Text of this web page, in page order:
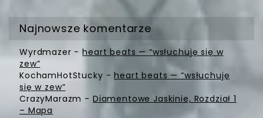
Najnowsze komentarze
Wyrdmazer -heart beats — “wsłuchuję się w
zew”
KochamHotStucky -heart beats — “wsłuchuję
się w zew”
CrazyMarazm - Diamentowe Jaskinie, Rozdział 1
– Mapa